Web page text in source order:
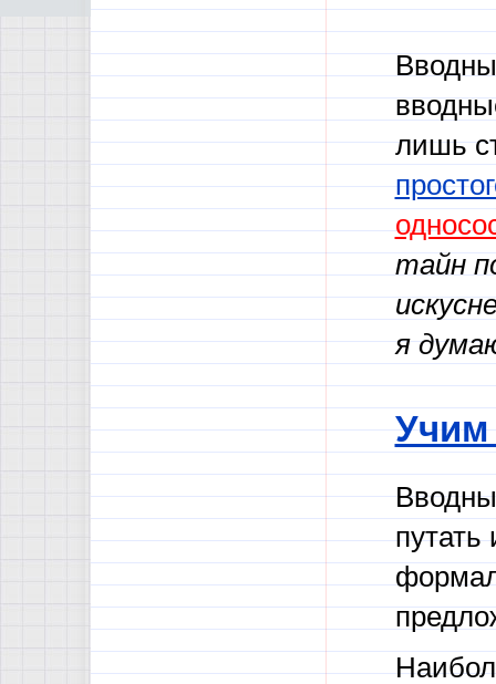
лишь
тайн
я
Учим
путать